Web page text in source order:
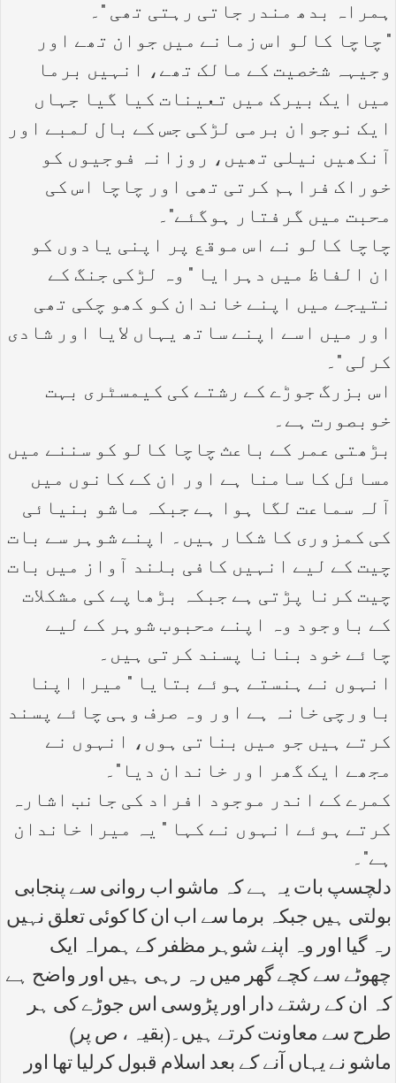
ہمراہ بدھ مندر جاتی رہتی تھی "۔
" چاچا کالو اس زمانے میں جوان تھے اور
وجیہہ شخصیت کے مالک تھے، انہیں برما
میں ایک بیرک میں تعینات کیا گیا جہاں
ایک نوجوان برمی لڑکی جس کے بال لمبے اور
آنکھیں نیلی تھیں، روزانہ فوجیوں کو
خوراک فراہم کرتی تھی اور چاچا اس کی
محبت میں گرفتار ہوگئے"۔
چاچا کالو نے اس موقع پر اپنی یادوں کو
ان الفاظ میں دہرایا " وہ لڑکی جنگ کے
نتیجے میں اپنے خاندان کو کھو چکی تھی
اور میں اسے اپنے ساتھ یہاں لایا اور شادی
کرلی "۔
اس بزرگ جوڑے کے رشتے کی کیمسٹری بہت
خوبصورت ہے۔
بڑھتی عمر کے باعث چاچا کالو کو سننے میں
مسائل کا سامنا ہے اور ان کے کانوں میں
آلہ سماعت لگا ہوا ہے جبکہ ماشو بنیائی
کی کمزوری کا شکار ہیں۔ اپنے شوہر سے بات
چیت کے لیے انہیں کافی بلند آواز میں بات
چیت کرنا پڑتی ہے جبکہ بڑھاپے کی مشکلات
کے باوجود وہ اپنے محبوب شوہر کے لیے
چائے خود بنانا پسند کرتی ہیں۔
انہوں نے ہنستے ہوئے بتایا " میرا اپنا
باورچی خانہ ہے اور وہ صرف وہی چائے پسند
کرتے ہیں جو میں بناتی ہوں، انہوں نے
مجھے ایک گھر اور خاندان دیا"۔
کمرے کے اندر موجود افراد کی جانب اشارہ
کرتے ہوئے انہوں نے کہا " یہ میرا خاندان
ہے"۔
دلچسپ بات یہ ہے کہ ماشو اب روانی سے پنجابی
بولتی ہیں جبکہ برما سے اب ان کا کوئی تعلق نہیں
رہ گیا اور وہ اپنے شوہر مظفر کے ہمراہ ایک
چھوٹے سے کچے گھر میں رہ رہی ہیں اور واضح ہے
کہ ان کے رشتے دار اور پڑوسی اس جوڑے کی ہر
طرح سے معاونت کرتے ہیں۔(بقیہ ، ص پر)
ماشو نے یہاں آنے کے بعد اسلام قبول کرلیا تھا اور